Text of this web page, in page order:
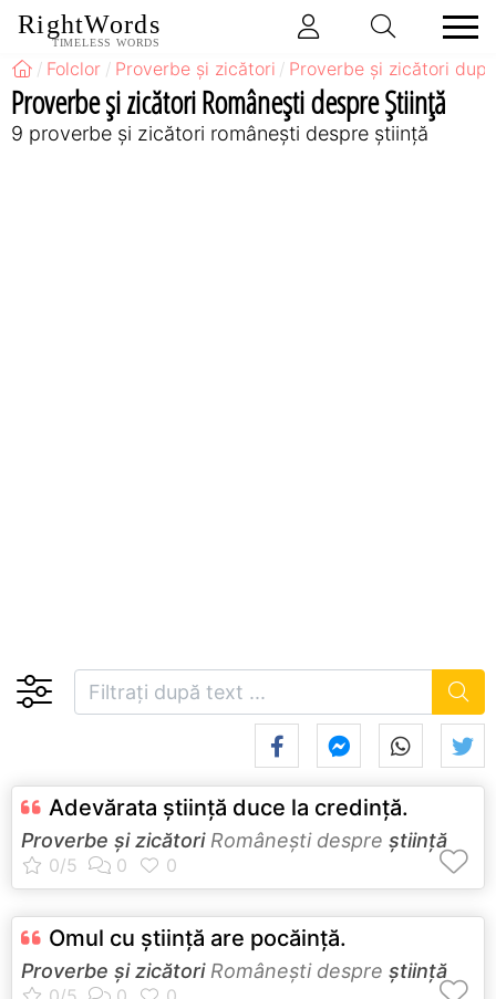
RightWords
TIMELESS WORDS
Folclor Proverbe și zicători Proverbe și zicători
Proverbe și zicători Româneşti despre Știință
9 proverbe și zicători româneşti despre știință
Adevărata ştiinţă duce la credinţă.
Proverbe și zicătoriRomâneşti despre știință
Omul cu ştiinţă are pocăinţă.
Proverbe și zicătoriRomâneşti despre știință